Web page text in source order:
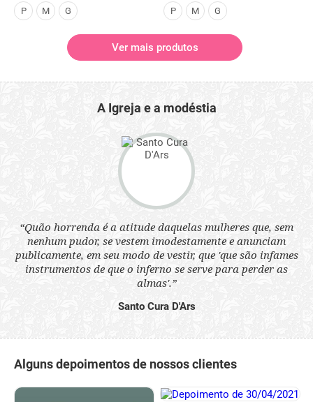
P M G P M G
Ver mais produtos
A Igreja e a modéstia
“Quão horrenda é a atitude daquelas mulheres que, sem
nenhum pudor, se vestem imodestamente e anunciam
publicamente, em seu modo de vestir, que 'que são infames
instrumentos de que o inferno se serve para perder as
almas'.”
Santo Cura D'Ars
Alguns depoimentos de nossos clientes